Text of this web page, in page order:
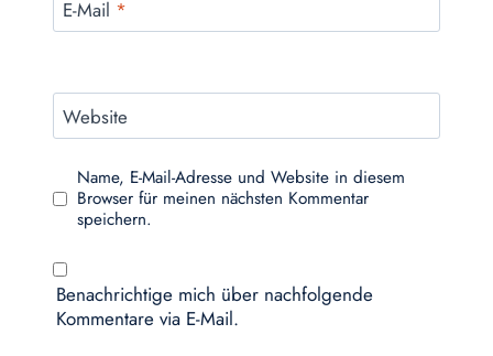
E-Mail *
Website
Name, E-Mail-Adresse und Website in diesem
Browser für meinen nächsten Kommentar
speichern.
Benachrichtige mich über nachfolgende
Kommentare via E-Mail.